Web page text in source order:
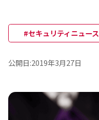
#セキュリティニュース
公開日:2019年3月27日